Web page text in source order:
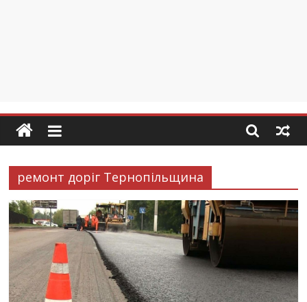
ремонт доріг Тернопільщина